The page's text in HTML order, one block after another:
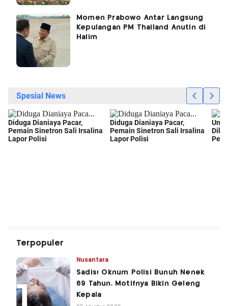
Momen Prabowo Antar Langsung
Kepulangan PM Thailand Anutin di
Halim
Terpopuler
Nusantara
Sadis! Oknum Polisi Bunuh Nenek
69 Tahun, Motifnya Bikin Geleng
Kepala